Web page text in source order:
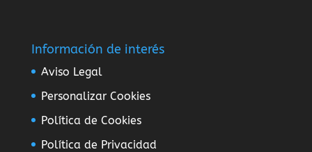
Información de interés
Aviso Legal
Personalizar Cookies
Política de Cookies
Política de Privacidad